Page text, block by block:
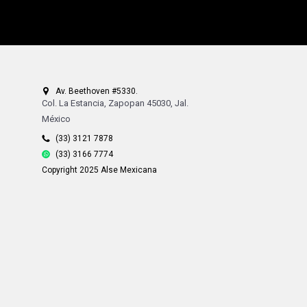
Av. Beethoven #5330.
Col. La Estancia, Zapopan 45030, Jal.
México
(33) 3121 7878
(33) 3166 7774
Copyright 2025 Alse Mexicana